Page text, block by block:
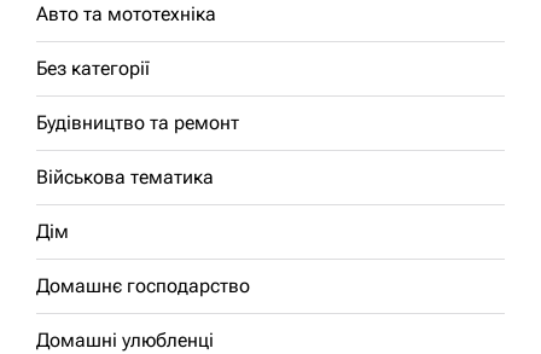
Авто та мототехніка
Без категорії
Будівництво та ремонт
Військова тематика
Дім
Домашнє господарство
Домашні улюбленці